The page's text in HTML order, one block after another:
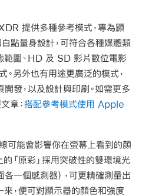
提供多種參考模式，專為顯
點量身設計，可符合各種媒體類
範圍、HD 及 SD 影片數位電影
另外也有用途更廣泛的模式，
發，以及設計與印刷。如需更多
章：搭配參考模式使用 Apple
可能會影響你在螢幕上看到的顏
「原彩」採用突破性的雙環境光
一個感測器），可更精確測量出
來，便可對顯示器的顏色和強度